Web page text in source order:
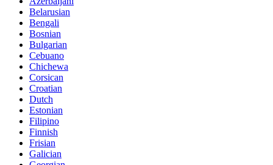
Belarusian
Bengali
Bosnian
Bulgarian
Cebuano
Chichewa
Corsican
Croatian
Dutch
Estonian
Filipino
Finnish
Frisian
Galician